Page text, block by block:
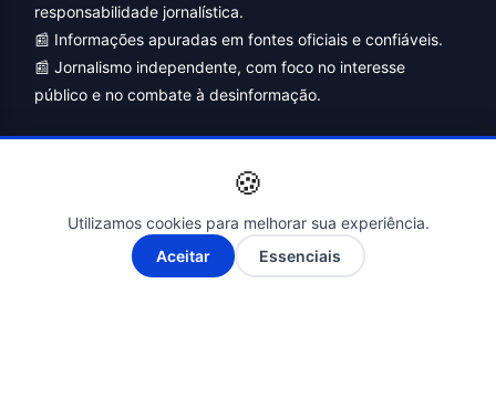
responsabilidade jornalística.
📰 Informações apuradas em fontes oficiais e confiáveis.
📰 Jornalismo independente, com foco no interesse
público e no combate à desinformação.
A- A+
🍪
Utilizamos cookies para melhorar sua experiência.
Aceitar
Essenciais